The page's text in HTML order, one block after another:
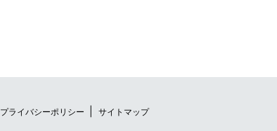
プライバシーポリシー サイトマップ